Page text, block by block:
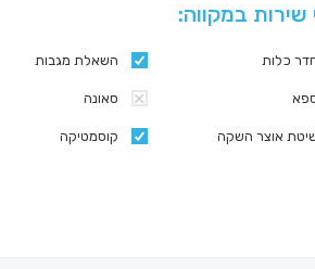
שירות במקווה:
השאלת מגבות כלות
סאונה
קוסמטיקה אוצר השקה